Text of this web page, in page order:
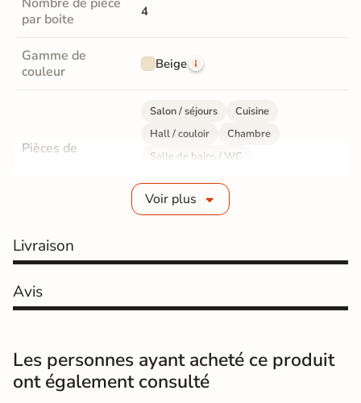
par boite
4
Gamme de
couleur
Beige
Pièces de
Salon / séjours
Cuisine
Hall / couloir
Chambre
Salle de bains / WC
Sol intérieur
Fabrication
Résistance à
Masse colorée Non
Voir plus
Livraison
Avis
Les personnes ayant acheté ce produit
ont également consulté